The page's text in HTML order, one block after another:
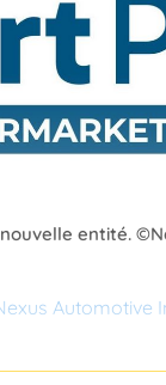
entité.
Automotive